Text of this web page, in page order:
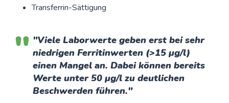
Transferrin-Sättigung
"Viele Laborwerte geben erst bei sehr
niedrigen Ferritinwerten (>15 µg/l)
einen Mangel an. Dabei können bereits
Werte unter 50 µg/l zu deutlichen
Beschwerden führen."